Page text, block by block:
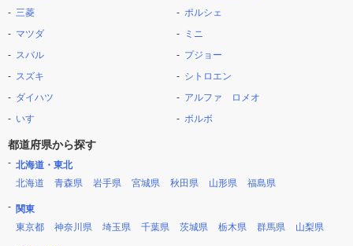
三菱
マツダ
スバル
スズキ
ダイハツ
いすゞ
ポルシェ
ミニ
プジョー
シトロエン
アルファ ロメオ
ボルボ
都道府県から探す
北海道・東北
北海道
青森県 岩手県 宮城県 秋田県 山形県 福島県
関東
東京都
神奈川県 埼玉県 千葉県 茨城県 栃木県 群馬県 山梨県